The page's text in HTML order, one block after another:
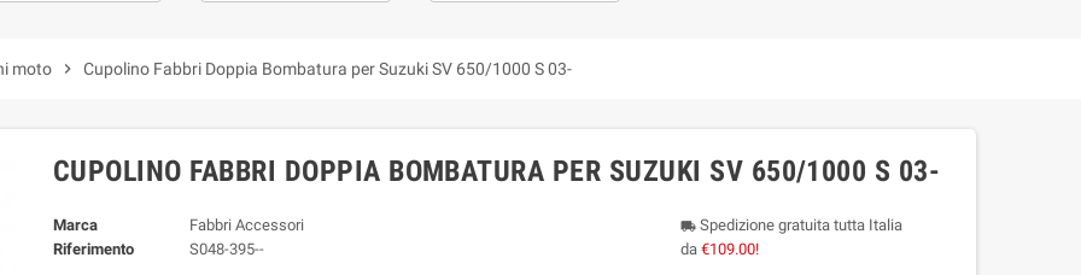
moto chevron_right Cupolino Fabbri Doppia Bombatura per Suzuki SV 650/1000 S 03-
CUPOLINO FABBRI DOPPIA BOMBATURA PER SUZUKI SV 650/1000 S 03-
Marca
Fabbri Accessori
Riferimento
S048-395--
local_shippingSpedizione gratuita tutta Italia
da €109.00!